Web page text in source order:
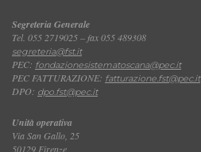
Segreteria Generale
Tel. 055 2719025 – fax 055 489308
segreteria@fst.it
PEC: fondazionesistematoscana@pec.it
PEC FATTURAZIONE: fatturazione.fst@pec.it
DPO: dpo.fst@pec.it
Unità operativa
Via San Gallo, 25
50129 Firenze